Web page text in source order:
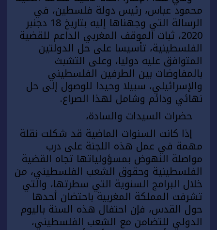
محمود عباس، رئيس دولة فلسطين، في
الرسالة التي وجهناها إليه بتاريخ 18 دجنبر
2020، ثبات الموقف المغربي الداعم للقضية
الفلسطينية، تأسيسا على حل الدولتين
المتوافق عليه دوليا، وعلى التشبث
بالمفاوضات بين الطرفين الفلسطيني
والإسرائيلي، سبيلا وحيدا للوصول إلى حل
نهائي ودائم وشامل لهذا الصراع.
حضرات السيدات والسادة،
إذا كانت السنوات الماضية قد شكلت نقلة
مهمة في عمل هذه اللجنة على درب
مواصلة النهوض بمسؤولياتها تجاه القضية
الفلسطينية وحقوق الشعب الفلسطيني، من
خلال البرامج السنوية التي سطرتها، والتي
تشرفت المملكة المغربية باحتضان أحدها
حول القدس، فإن احتفال هذه السنة باليوم
الدولي للتضامن مع الشعب الفلسطيني،